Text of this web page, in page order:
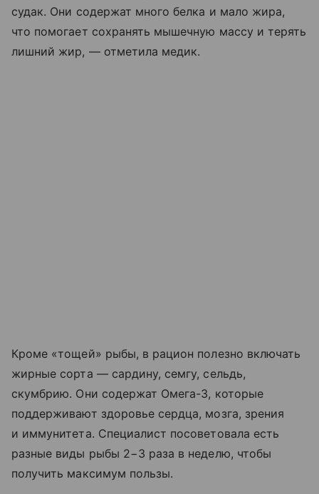
судак. Они содержат много белка и мало жира,
что помогает сохранять мышечную массу и терять
лишний жир, — отметила медик.
Кроме «тощей» рыбы, в рацион полезно включать
жирные сорта — сардину, семгу, сельдь,
скумбрию. Они содержат Омега-3, которые
поддерживают здоровье сердца, мозга, зрения
и иммунитета. Специалист посоветовала есть
разные виды рыбы 2−3 раза в неделю, чтобы
получить максимум пользы.